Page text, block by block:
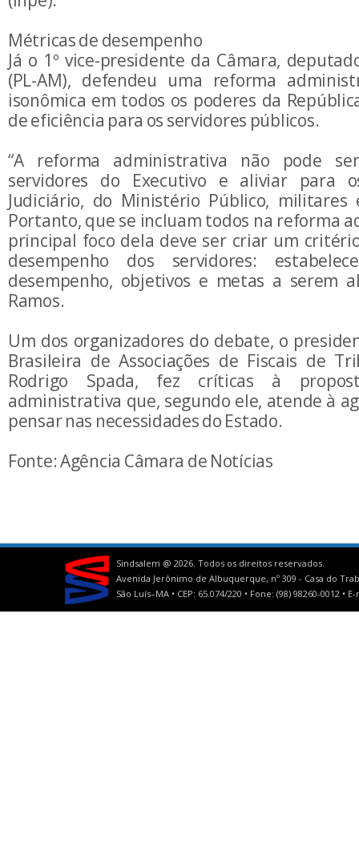
Métricas de desempenho
Já o 1º vice-presidente da Câmara,
(PL-AM), defendeu uma reforma
isonômica em todos os poderes da
de eficiência para os servidores públicos.
“A reforma administrativa não pode
servidores do Executivo e aliviar para
Judiciário, do Ministério Público, militares
Portanto, que se incluam todos na reforma
principal foco dela deve ser criar um
desempenho dos servidores:
desempenho, objetivos e metas a serem
Ramos.
Um dos organizadores do debate, o
Brasileira de Associações de Fiscais de
Rodrigo Spada, fez críticas à
administrativa que, segundo ele, atende à
pensar nas necessidades do Estado.
Fonte: Agência Câmara de Notícias
Sindsalem @ 2026. Todos os direitos reservados.
Avenida Jerônimo de Albuquerque, nº 309 - Casa do
São Luís–MA • CEP: 65.074/220 • Fone: (98) 98260-0012